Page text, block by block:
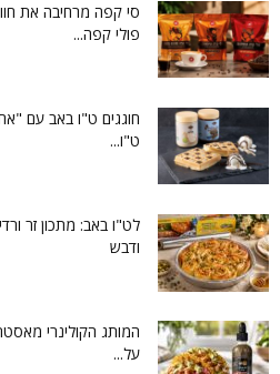
סי קפה מרחיבה את
פולי קפה...
חוגגים ט"ו באב עם
ט"ו...
לט"ו באב: מתכון זר
ודבש
המותג הקולינרי
על...